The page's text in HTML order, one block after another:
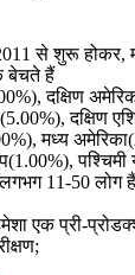
से शुरू होकर,
बेचते हैं
दक्षिण
दक्षिण
मध्य
11-50 लोग
एक प्री-